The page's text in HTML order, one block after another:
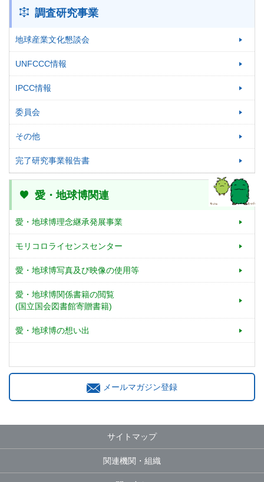
調査研究事業
地球産業文化懇談会
UNFCCC情報
IPCC情報
委員会
その他
完了研究事業報告書
愛・地球博関連
愛・地球博理念継承発展事業
モリコロライセンスセンター
愛・地球博写真及び映像の使用等
愛・地球博関係書籍の閲覧
(国立国会図書館寄贈書籍)
愛・地球博の想い出
メールマガジン登録
サイトマップ
関連機関・組織